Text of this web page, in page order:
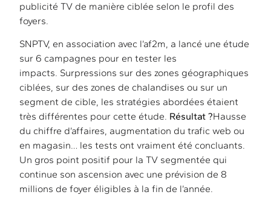
publicité TV de manière ciblée selon le profil des
foyers.
SNPTV, en association avec l’af2m, a lancé une étude
sur 6 campagnes pour en tester les
impacts. Surpressions sur des zones géographiques
ciblées, sur des zones de chalandises ou sur un
segment de cible, les stratégies abordées étaient
très différentes pour cette étude. Résultat ?Hausse
du chiffre d’affaires, augmentation du trafic web ou
en magasin… les tests ont vraiment été concluants.
Un gros point positif pour la TV segmentée qui
continue son ascension avec une prévision de 8
millions de foyer éligibles à la fin de l’année.